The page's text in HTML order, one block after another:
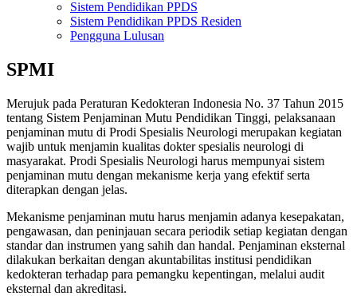
Sistem Pendidikan PPDS
Sistem Pendidikan PPDS Residen
Pengguna Lulusan
SPMI
Merujuk pada Peraturan Kedokteran Indonesia No. 37 Tahun 2015
tentang Sistem Penjaminan Mutu Pendidikan Tinggi, pelaksanaan
penjaminan mutu di Prodi Spesialis Neurologi merupakan kegiatan
wajib untuk menjamin kualitas dokter spesialis neurologi di
masyarakat. Prodi Spesialis Neurologi harus mempunyai sistem
penjaminan mutu dengan mekanisme kerja yang efektif serta
diterapkan dengan jelas.
Mekanisme penjaminan mutu harus menjamin adanya kesepakatan,
pengawasan, dan peninjauan secara periodik setiap kegiatan dengan
standar dan instrumen yang sahih dan handal. Penjaminan eksternal
dilakukan berkaitan dengan akuntabilitas institusi pendidikan
kedokteran terhadap para pemangku kepentingan, melalui audit
eksternal dan akreditasi.